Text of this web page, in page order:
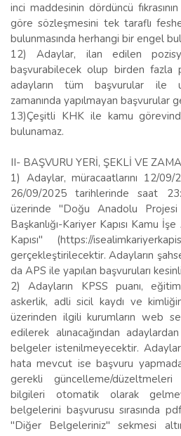
inci maddesinin dördüncü
göre sözleşmesini tek taraflı
bulunmasında herhangi bir engel
12) Adaylar, ilan edilen
başvurabilecek olup birden fazla
adayların tüm başvurular ile
zamanında yapılmayan başvurular
13)Çeşitli KHK ile kamu
bulunamaz.
II- BAŞVURU YERİ, ŞEKLİ VE
1) Adaylar, müracaatlarını 12/
26/09/2025 tarihlerinde saat
üzerinde "Doğu Anadolu
Başkanlığı-Kariyer Kapısı Kamu
Kapısı" (https://
gerçekleştirilecektir. Adayların
da APS ile yapılan başvuruları
2) Adayların KPSS puanı,
askerlik, adli sicil kaydı ve
üzerinden ilgili kurumların web
edilerek alınacağından
belgeler istenilmeyecektir.
hata mevcut ise başvuru
gerekli güncelleme/düzeltmeleri
bilgileri otomatik olarak
belgelerini başvurusu sırasında
"Diğer Belgeleriniz" sekmesi